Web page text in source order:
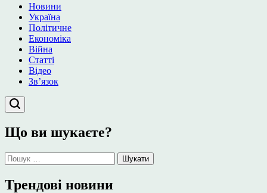
Новини
Україна
Політичне
Економіка
Війна
Статті
Відео
Зв’язок
Що ви шукаєте?
Пошук:
Трендові новини